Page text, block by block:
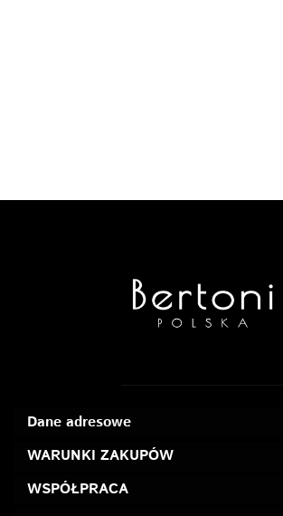
Dane adresowe
WARUNKI ZAKUPÓW
WSPÓŁPRACA